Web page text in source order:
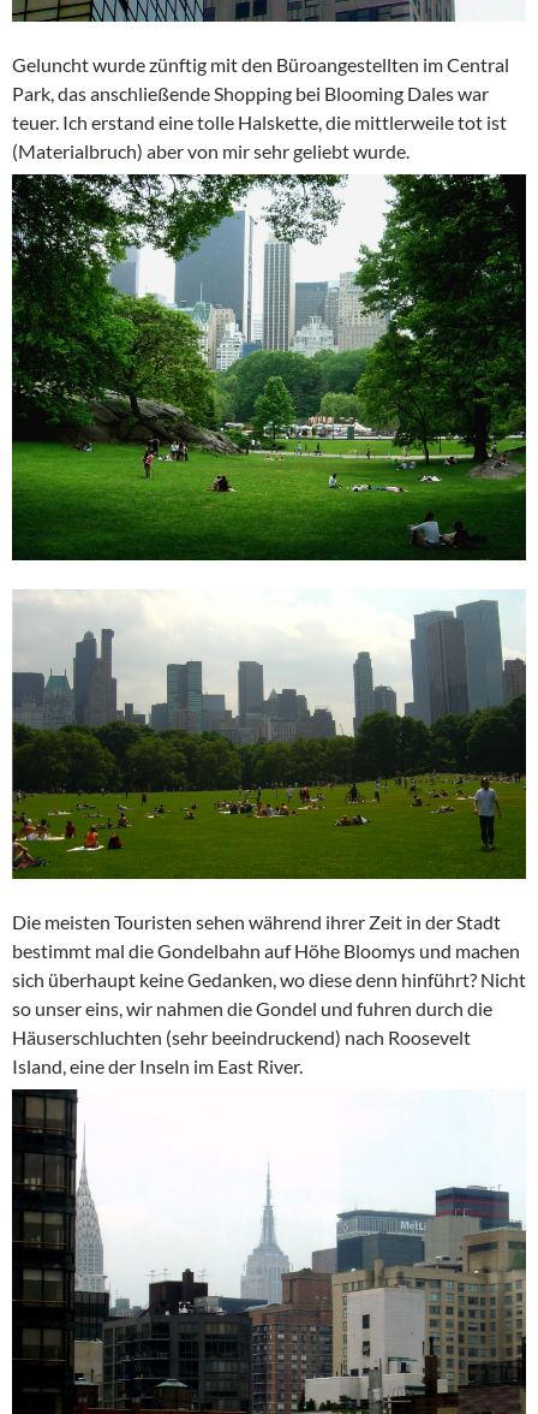
Geluncht wurde zünftig mit den Büroangestellten im Central
Park, das anschließende Shopping bei Blooming Dales war
teuer. Ich erstand eine tolle Halskette, die mittlerweile tot ist
(Materialbruch) aber von mir sehr geliebt wurde.
Die meisten Touristen sehen während ihrer Zeit in der Stadt
bestimmt mal die Gondelbahn auf Höhe Bloomys und machen
sich überhaupt keine Gedanken, wo diese denn hinführt? Nicht
so unser eins, wir nahmen die Gondel und fuhren durch die
Häuserschluchten (sehr beeindruckend) nach Roosevelt
Island, eine der Inseln im East River.